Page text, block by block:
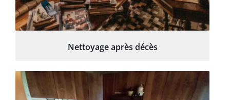
Nettoyage après décès